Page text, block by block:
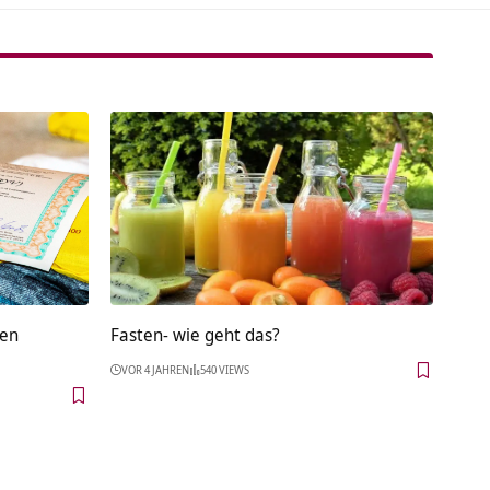
Fasten- wie geht das?
VOR 4 JAHREN 540 VIEWS